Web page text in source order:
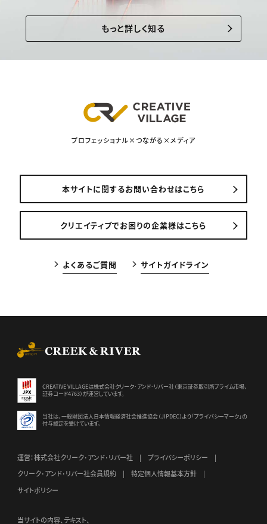
もっと詳しく知る
プロフェッショナル×つながる×メディア
本サイトに関するお問い合わせはこちら
クリエイティブでお困りの企業様はこちら
よくあるご質問 サイトガイドライン
CREATIVE VILLAGEは株式会社クリーク･アンド･リバー社（東京証券取引所プライム市場、
証券コード4763）が運営しています。
当社は、一般財団法人日本情報経済社会推進協会（JIPDEC）より 「プライバシーマーク」の
付与認定を受けています。
運営：株式会社クリーク･アンド･リバー社
プライバシーポリシー
クリーク･アンド･リバー社会員規約
特定個人情報基本方針
サイトポリシー
当サイトの内容、テキスト、